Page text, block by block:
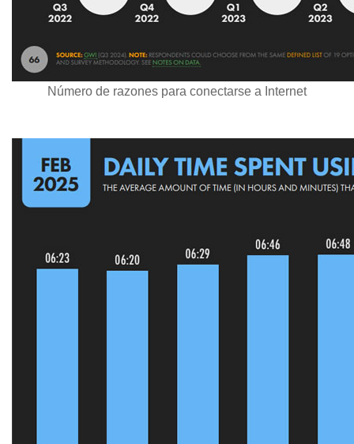
Número de razones para conectarse a Internet